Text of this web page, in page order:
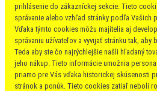
prihlásenie do zákazníckej sekcie. Tieto
správanie alebo vzhľad stránky podľa Vašich
Vďaka týmto cookies môžu majitelia aj
správaniu užívateľov a vyvijať stránku tak,
Teda aby ste čo najrýchlejšie našli hľadaný
jeho nákup. Tieto informácie umožnia
priamo pre Vás vďaka historickej skúsenosti
stránok a ponúk. Tieto cookies zatiaľ neboli